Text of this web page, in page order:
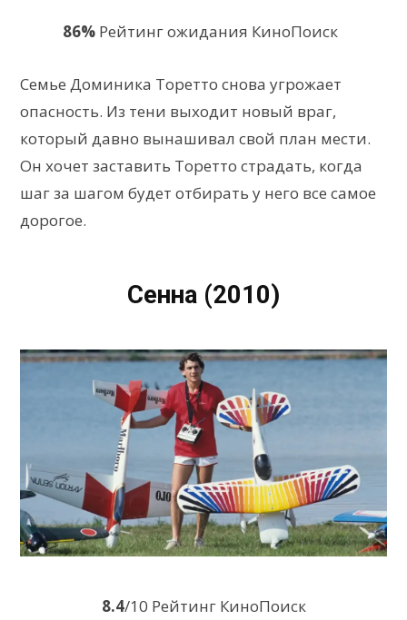
86%Рейтинг ожидания КиноПоиск
Семье Доминика Торетто снова угрожает
опасность. Из тени выходит новый враг,
который давно вынашивал свой план мести.
Он хочет заставить Торетто страдать, когда
шаг за шагом будет отбирать у него все самое
дорогое.
Сенна (2010)
8.4/10 Рейтинг КиноПоиск